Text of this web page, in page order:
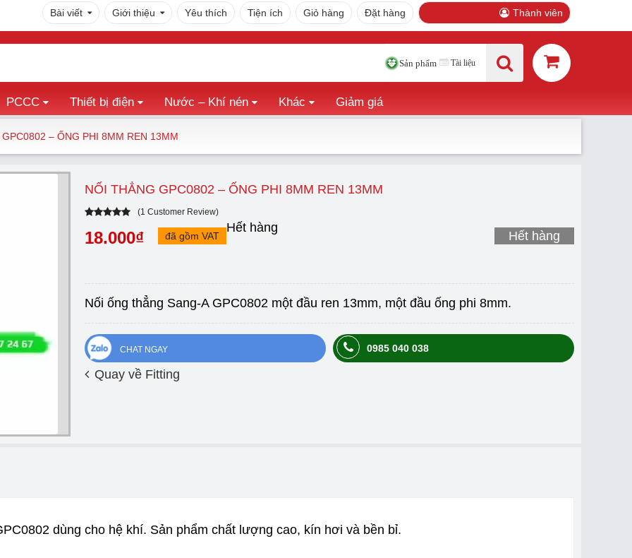
Bài viết Giới thiệu Yêu thích Tiện ích Giỏ hàng Đặt hàng Thành viên
Sản phẩm Tài liệu
PCCC Thiết bị điện Nước – Khí nén Khác Giảm giá
– ỐNG PHI 8MM REN 13MM
NỐI THẲNG GPC0802 – ỐNG PHI 8MM REN 13MM
of5
based on
(1 Customer Review)
18.000₫ đã gồm VAT Hết hàng
Hết hàng
Nối ống thẳng Sang-A GPC0802 một đầu ren 13mm, một đầu ống phi 8mm.
CHAT NGAY 0985 040 038
Quay về Fitting
dùng cho hệ khí. Sản phẩm chất lượng cao, kín hơi và bền bỉ.